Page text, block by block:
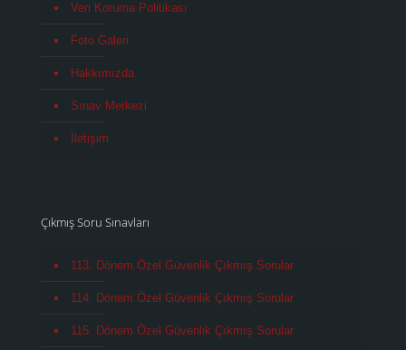
Veri Koruma Politikası
Foto Galeri
Hakkımızda
Sınav Merkezi
İletişim
Çıkmış Soru Sınavları
113. Dönem Özel Güvenlik Çıkmış Sorular
114. Dönem Özel Güvenlik Çıkmış Sorular
115. Dönem Özel Güvenlik Çıkmış Sorular